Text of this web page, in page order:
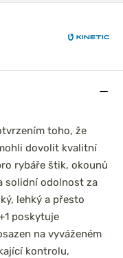
toho, že
dovolit kvalitní
rybáře štik, okounů
solidní odolnost za
lehký a přesto
poskytuje
na vyváženém
kontrolu,